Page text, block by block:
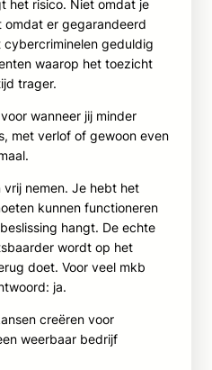
het risico. Niet omdat je
omdat er gegarandeerd
geduldig
waarop het toezicht
trager.
wanneer jij minder
met verlof of gewoon even
nemen. Je hebt het
kunnen functioneren
hangt. De echte
wordt op het
doet. Voor veel mkb
ja.
creëren voor
weerbaar bedrijf